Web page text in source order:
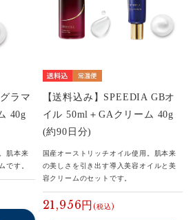
ラマ
40g
肌本来
です。
【送料込み】SPEEDIA GBオ
イル 50ml＋GAクリーム 40g
(約90日分)
国産オーストリッチオイル使用。肌本来
の美しさを引き出す導入美容オイルと美
容クリームのセットです。
21,956円